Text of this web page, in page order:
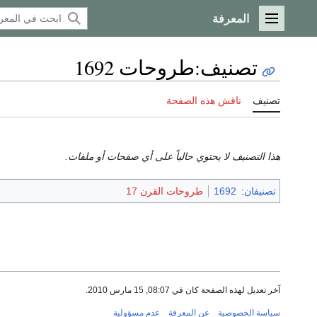
القائمة الرئيسية
المعرفة
تصنيف:طروحات 1692
تصنيف ناقش هذه الصفحة
هذا التصنيف لا يحتوي حالياً على أي صفحات أو ملفات.
تصنيفان:
1692 طروحات القرن 17
آخر تعديل لهذه الصفحة كان في 08:07, 15 مارس 2010.
سياسة الخصوصية عن المعرفة عدم مسؤولية